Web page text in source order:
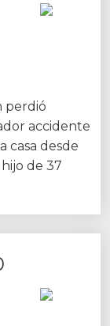
perdió
accidente
casa desde
de 37